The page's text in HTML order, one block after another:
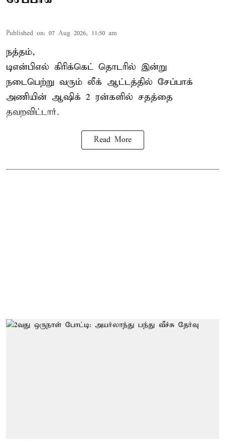
Published on: 07 Aug 2026, 11:50 am
நத்தம்,
டிஎன்பிஎல் கிரிக்கெட் தொடரில் இன்று
நடைபெற்று வரும் லீக் ஆட்டத்தில் சேப்பாக்
அணியின் ஆஷிக் 2 ரன்களில் சதத்தை
தவறவிட்டார்.
Read More